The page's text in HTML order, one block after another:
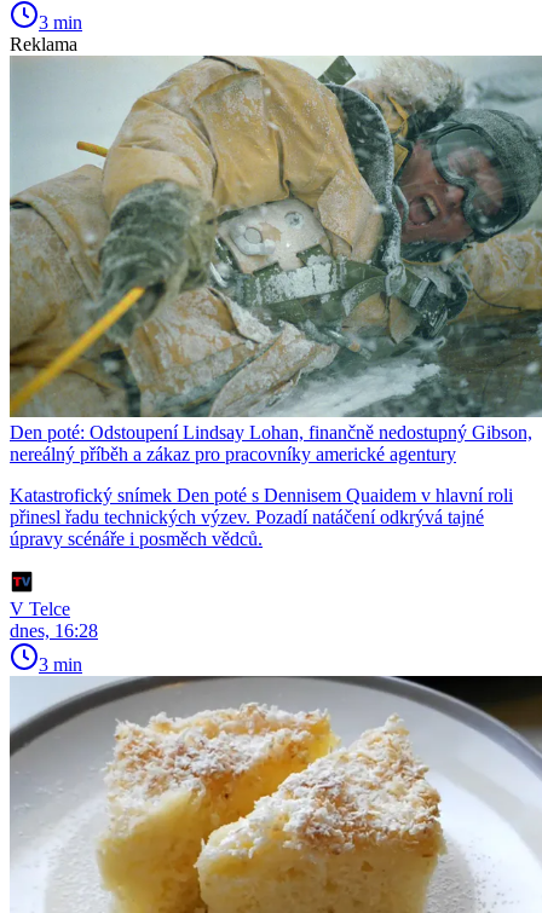
3 min
Reklama
Den poté: Odstoupení Lindsay Lohan, finančně nedostupný Gibson,
nereálný příběh a zákaz pro pracovníky americké agentury
Katastrofický snímek Den poté s Dennisem Quaidem v hlavní roli
přinesl řadu technických výzev. Pozadí natáčení odkrývá tajné
úpravy scénáře i posměch vědců.
V Telce
dnes, 16:28
3 min